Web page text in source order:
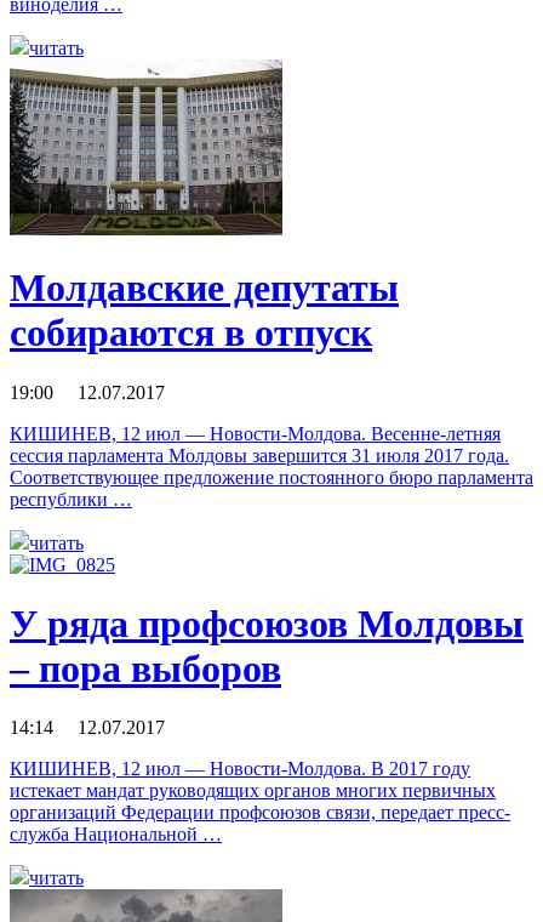
читать
Молдавские депутаты
собираются в отпуск
19:00 12.07.2017
КИШИНЕВ, 12 июл — Новости-Молдова. Весенне-летняя
сессия парламента Молдовы завершится 31 июля 2017 года.
Соответствующее предложение постоянного бюро парламента
республики …
читать
У ряда профсоюзов Молдовы
– пора выборов
14:14 12.07.2017
КИШИНЕВ, 12 июл — Новости-Молдова. В 2017 году
истекает мандат руководящих органов многих первичных
организаций Федерации профсоюзов связи, передает пресс-
служба Национальной …
читать